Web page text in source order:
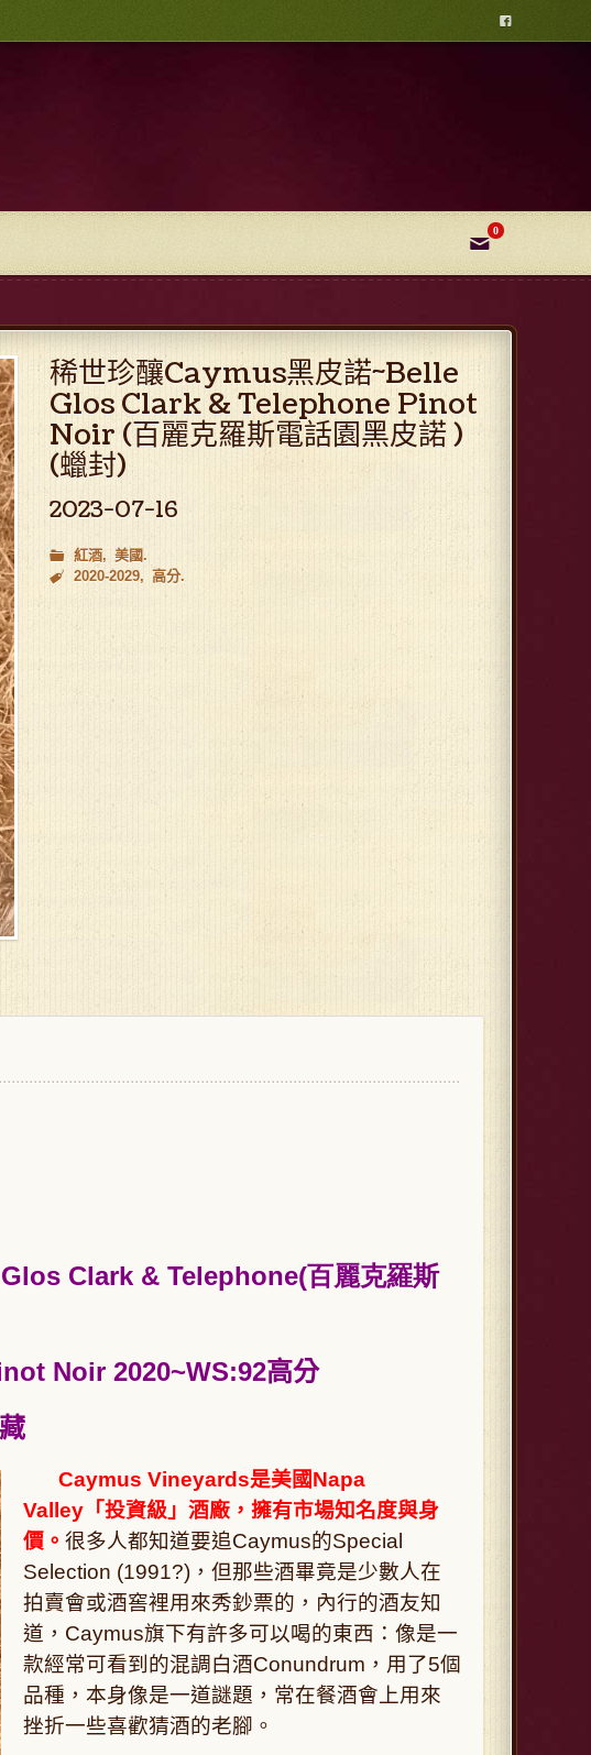

✉
0
稀世珍釀Caymus黑皮諾~Belle
Glos Clark & Telephone Pinot
Noir (百麗克羅斯電話園黑皮諾 )
(蠟封)
2023-07-16
紅酒
美國
2020-2029
高分
Clark & Telephone(百麗克羅斯
Noir 2020~WS:92高分
Caymus Vineyards是美國Napa
Valley 「投資級」酒廠，擁有市場知名度與身
價。 很多人都知道要追Caymus的Special
Selection (1991?) ，但那些酒畢竟是少數人在
拍賣會或酒窖裡用來秀鈔票的，內行的酒友知
道， Caymus旗下有許多可以喝的東西：像是一
款經常可看到的混調白酒Conundrum ，用了5個
品種，本身像是一道謎題，常在餐酒會上用來
挫折一些喜歡猜酒的老腳。